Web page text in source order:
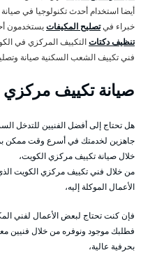
أيضا استخدام أحدث تكنولوجيا في صيانة
خبراء فيتصليح المكيفاتيستخدمون
تنظيف دكتاتالتكييف المركزي في
فني تكييف الشعب السكنية صيانة
صيانة تكييف
هل تحتاج إلى أفضل الفنيين للتدخل
جاهزين لخدمتك في أسرع وقت ممكن
خلال صيانة تكييف مركزي الكويت،
من خلال فني تكييف مركزي الكويت الذي
الأعمال الموكلة إليه،
فإن كنت تحتاج لبعض الأعمال لفني
فطلبك موجود ونوفره من خلال فنيين
بحرفية عالية،